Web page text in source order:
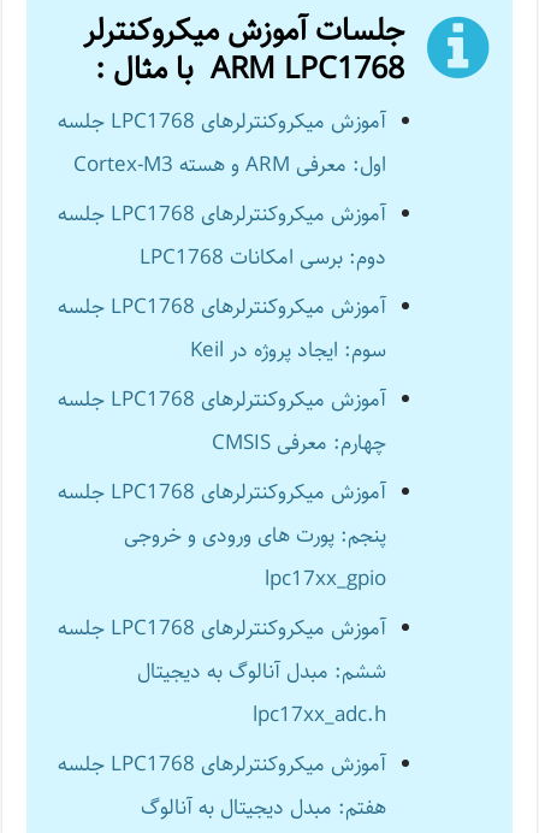
جلسات آموزش میکروکنترلر
ARM LPC1768 با مثال :
آموزش میکروکنترلرهای LPC1768 جلسه
اول: معرفی ARM و هسته Cortex-M3
آموزش میکروکنترلرهای LPC1768 جلسه
دوم: برسی امکانات LPC1768
آموزش میکروکنترلرهای LPC1768 جلسه
سوم: ایجاد پروژه در Keil
آموزش میکروکنترلرهای LPC1768 جلسه
چهارم: معرفی CMSIS
آموزش میکروکنترلرهای LPC1768 جلسه
پنجم: پورت های ورودی و خروجی
lpc17xx_gpio
آموزش میکروکنترلرهای LPC1768 جلسه
ششم: مبدل آنالوگ به دیجیتال
lpc17xx_adc.h
آموزش میکروکنترلرهای LPC1768 جلسه
هفتم: مبدل دیجیتال به آنالوگ